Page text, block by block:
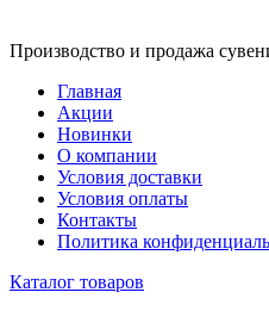
Производство и продажа
Главная
Акции
Новинки
О компании
Условия доставки
Условия оплаты
Контакты
Политика
Каталог товаров